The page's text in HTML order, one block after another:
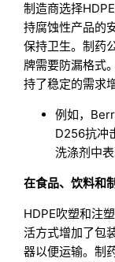
制造商选择
持腐蚀性产品的
保持卫生。制药
牌需要防漏格式
持了稳定的需求
例如，
D256抗冲
洗涤剂中
在食品、饮料和
HDPE吹塑和注
活方式增加了包
器以便运输。制